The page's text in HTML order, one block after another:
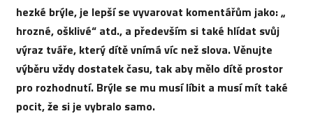
hezké brýle, je lepší se vyvarovat komentářům jako: „
hrozné, ošklivé“ atd., a především si také hlídat svůj
výraz tváře, který dítě vnímá víc než slova. Věnujte
výběru vždy dostatek času, tak aby mělo dítě prostor
pro rozhodnutí. Brýle se mu musí líbit a musí mít také
pocit, že si je vybralo samo.